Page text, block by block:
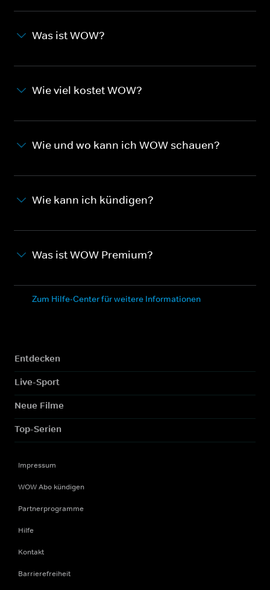
Was ist WOW?
Wie viel kostet WOW?
Wie und wo kann ich WOW schauen?
Wie kann ich kündigen?
Was ist WOW Premium?
Zum Hilfe-Center für weitere Informationen
Entdecken
Live-Sport
Neue Filme
Top-Serien
Impressum
WOW Abo kündigen
Partnerprogramme
Hilfe
Kontakt
Barrierefreiheit